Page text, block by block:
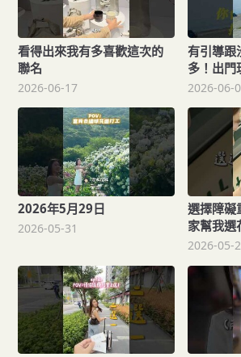
看得出來我有多喜歡這次的
聯名
2026-06-17
有引導跟
多！出門
的照片，
2026-06-
2026年5月29日
2026-05-31
選擇障礙
家幫我選
2026-05-